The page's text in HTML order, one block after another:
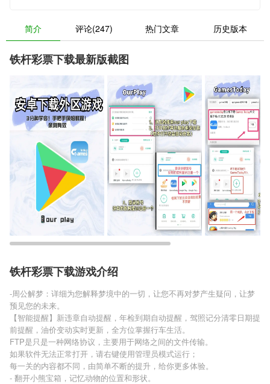
简介 评论(247) 热门文章 历史版本
铁杆彩票下载最新版截图
铁杆彩票下载游戏介绍
-周公解梦：详细为您解释梦境中的一切，让您不再对梦产生疑问，让梦
预见您的未来。
【智能提醒】新违章自动提醒，年检到期自动提醒，驾照记分清零日期提
前提醒，油价变动实时更新，全方位掌握行车生活。
FTP是只是一种网络协议，主要用于网络之间的文件传输。
如果软件无法正常打开，请右键使用管理员模式运行；
每一关的内容都不同，由简单不断的提升，给你更多体验。
- 翻开小熊宝箱，记忆动物的位置和形状。